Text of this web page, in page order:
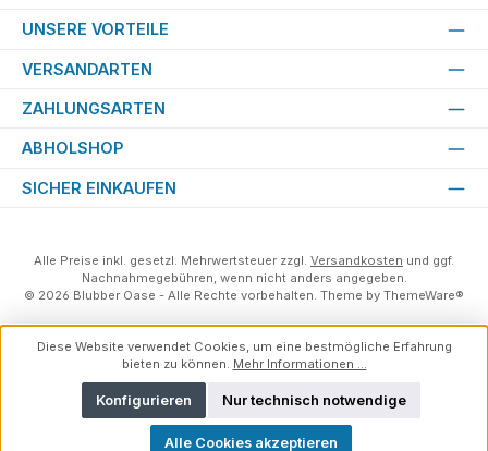
UNSERE VORTEILE
VERSANDARTEN
ZAHLUNGSARTEN
ABHOLSHOP
SICHER EINKAUFEN
Alle Preise inkl. gesetzl. Mehrwertsteuer zzgl. Versandkosten und ggf.
Nachnahmegebühren, wenn nicht anders angegeben.
© 2026 Blubber Oase - Alle Rechte vorbehalten. Theme by ThemeWare®
Diese Website verwendet Cookies, um eine bestmögliche Erfahrung
bieten zu können. Mehr Informationen ...
Nur technisch notwendige
Konfigurieren
Alle Cookies akzeptieren